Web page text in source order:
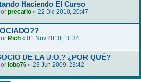
Haciendo El Curso
precario « 22 Dic 2010, 20:47
Rich « 01 Nov 2010, 10:34
DE LA U.O.? ¿POR QUÉ?
lobo76 « 23 Jun 2009, 23:42